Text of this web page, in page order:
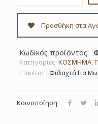
χρυσό
κωδ.
ποσότητα
Προσθήκη στα
Κωδικός προϊόντος:
Κατηγορίες: ΚΟΣΜΗΜΑ,
Ετικέτα:
Φυλαχτά Για
Κοινοποίηση